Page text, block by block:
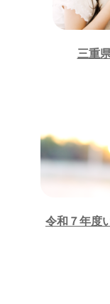
三重
令和７年度